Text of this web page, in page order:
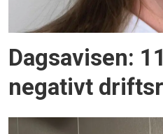
Dagsavisen:
negativt